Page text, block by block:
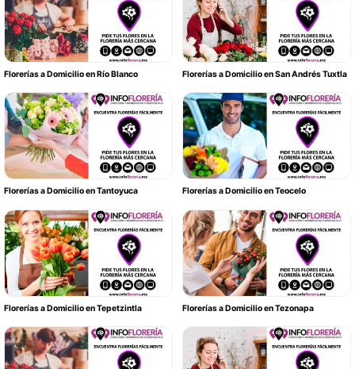
Florerías a Domicilio en Río Blanco Florerías a Domicilio en San Andrés Tuxtla
Florerías a Domicilio en Tantoyuca Florerías a Domicilio en Teocelo
Florerías a Domicilio en Tepetzintla Florerías a Domicilio en Tezonapa